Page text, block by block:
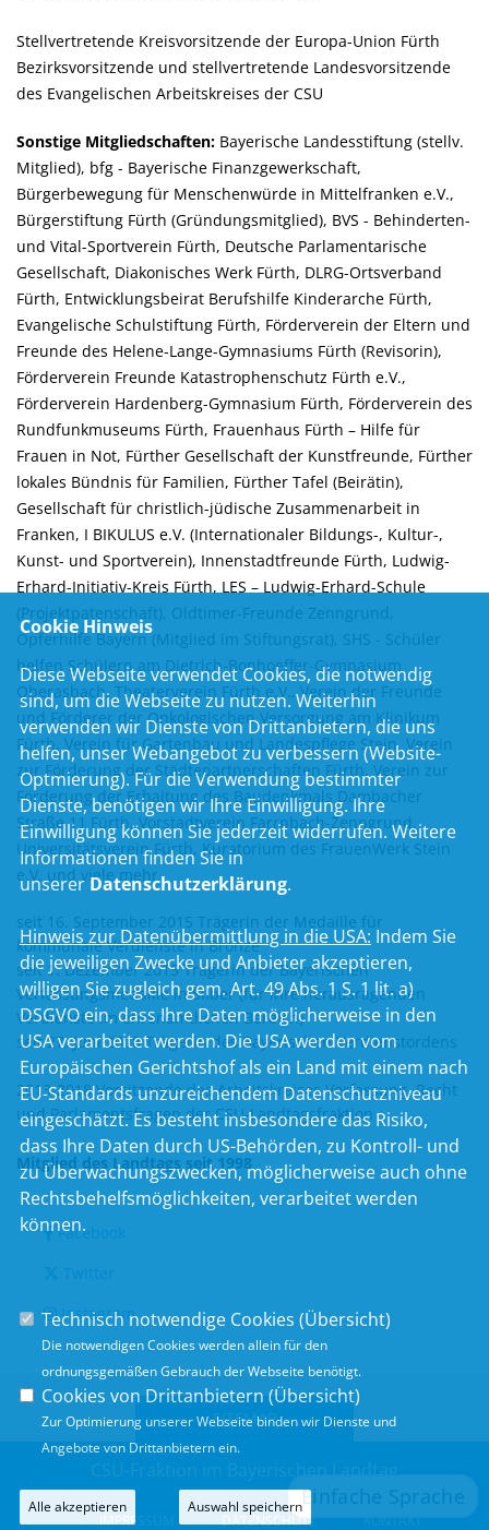
Stellvertretende Kreisvorsitzende der Europa-Union Fürth
Bezirksvorsitzende und stellvertretende Landesvorsitzende
des Evangelischen Arbeitskreises der CSU
Sonstige Mitgliedschaften: Bayerische Landesstiftung (stellv.
Mitglied), bfg - Bayerische Finanzgewerkschaft,
Bürgerbewegung für Menschenwürde in Mittelfranken e.V.,
Bürgerstiftung Fürth (Gründungsmitglied), BVS - Behinderten-
und Vital-Sportverein Fürth, Deutsche Parlamentarische
Gesellschaft, Diakonisches Werk Fürth, DLRG-Ortsverband
Fürth, Entwicklungsbeirat Berufshilfe Kinderarche Fürth,
Evangelische Schulstiftung Fürth, Förderverein der Eltern und
Freunde des Helene-Lange-Gymnasiums Fürth (Revisorin),
Förderverein Freunde Katastrophenschutz Fürth e.V.,
Förderverein Hardenberg-Gymnasium Fürth, Förderverein des
Rundfunkmuseums Fürth, Frauenhaus Fürth – Hilfe für
Frauen in Not, Fürther Gesellschaft der Kunstfreunde, Fürther
lokales Bündnis für Familien, Fürther Tafel (Beirätin),
Gesellschaft für christlich-jüdische Zusammenarbeit in
Franken, I BIKULUS e.V. (Internationaler Bildungs-, Kultur-,
Kunst- und Sportverein), Innenstadtfreunde Fürth, Ludwig-
Erhard-Initiativ-Kreis Fürth, LES – Ludwig-Erhard-Schule
(Projektpatenschaft), Oldtimer-Freunde Zenngrund,
Opferhilfe Bayern (Mitglied im Stiftungsrat), SHS - Schüler
helfen Schülern am Dietrich-Bonhoeffer-Gymnasium
Oberasbach, Theaterverein Fürth e.V., Verein der Freunde
und Förderer der Onkologischen Versorgung am Klinikum
Fürth, Verein für Gartenbau und Landespflege Stein, Verein
zur Förderung der Städtepartnerschaften Fürth, Verein zur
Förderung der Erhaltung des Baudenkmals Dambacher
Straße 11 Fürth, Vorstadtverein Farrnbach-Zenngrund,
Universitätsverein Fürth, Kuratorium des FrauenWerk Stein
e.V. und viele mehr
seit 16. September 2015 Trägerin der Medaille für
kommunale Verdienste in Bronze
seit 1. Dezember 2015 Trägerin der Bayerischen
Verfassungsmedaille in Silber (für ihre herausragenden
Verdienste im ehrenamtlichen Bereich)
seit 27. Juni 2018 Trägerin des Bayerischen Verdienstordens
2013-2018 Vorsitzende des Arbeitskreises Verfassung, Recht
und Parlamentsfragen der CSU-Landtagsfraktion
Mitglied des Landtags seit 1998
Facebook
Twitter
Instagram
SITEMAP
CSU-Fraktion im Bayerischen Landtag
IMPRESSUM DATENSCHUTZ KONTAKT
Cookie Hinweis
Diese Webseite verwendet Cookies, die notwendig
sind, um die Webseite zu nutzen. Weiterhin
verwenden wir Dienste von Drittanbietern, die uns
helfen, unser Webangebot zu verbessern (Website-
Optmierung). Für die Verwendung bestimmter
Dienste, benötigen wir Ihre Einwilligung. Ihre
Einwilligung können Sie jederzeit widerrufen. Weitere
Informationen finden Sie in
unsererDatenschutzerklärung.
Hinweis zur Datenübermittlung in die USA: Indem Sie
die jeweiligen Zwecke und Anbieter akzeptieren,
willigen Sie zugleich gem. Art. 49 Abs. 1 S. 1 lit. a)
DSGVO ein, dass Ihre Daten möglicherweise in den
USA verarbeitet werden. Die USA werden vom
Europäischen Gerichtshof als ein Land mit einem nach
EU-Standards unzureichendem Datenschutzniveau
eingeschätzt. Es besteht insbesondere das Risiko,
dass Ihre Daten durch US-Behörden, zu Kontroll- und
zu Überwachungszwecken, möglicherweise auch ohne
Rechtsbehelfsmöglichkeiten, verarbeitet werden
können.
Technisch notwendige Cookies (Übersicht)
Die notwendigen Cookies werden allein für den
ordnungsgemäßen Gebrauch der Webseite benötigt.
Cookies von Drittanbietern (Übersicht)
Zur Optimierung unserer Webseite binden wir Dienste und
Angebote von Drittanbietern ein.
Alle akzeptieren Auswahl speichern